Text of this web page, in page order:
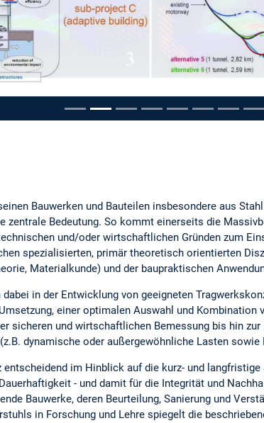
Bauwerken und Bauteilen insbesondere aus
zentrale Bedeutung. So kommt einerseits die
und/oder wirtschaftlichen Gründen zum
spezialisierten, primär theoretisch orientierten
Materialkunde) und der baupraktischen
in der Entwicklung von geeigneten
einer optimalen Auswahl und Kombination
sicheren und wirtschaftlichen Bemessung bis hin
dynamische oder außergewöhnliche Lasten sowie
im Hinblick auf die kurz- und
- und damit für die Integrität und
Bauwerke, deren Beurteilung, Sanierung und
in Forschung und Lehre spiegelt die